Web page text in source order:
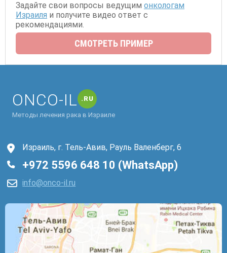
Задайте свои вопросы ведущим онкологам
Израиля и получите видео ответ с
рекомендациями.
СМОТРЕТЬ ПРИМЕР
ONCO-IL .RU
Методы лечения рака в Израиле
Израиль, г. Тель-Авив, Рауль Валенберг, 6
+972 5596 648 10 (WhatsApp)
info@onco-il.ru